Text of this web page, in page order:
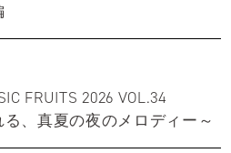
FRUITS 2026 VOL.34
る、真夏の夜のメロディー～